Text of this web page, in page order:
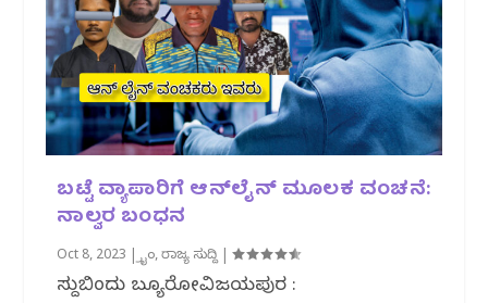
ಬಟ್ಟೆ ವ್ಯಾಪಾರಿಗೆ ಆನ್‌ಲೈನ್‌ ಮೂಲಕ ವಂಚನೆ:
ನಾಲ್ವರ ಬಂಧನ
Oct 8, 2023 |ಕ್ರೈಂ,ರಾಜ್ಯ ಸುದ್ದಿ |
ಸುದ್ದಿಬಿಂದು ಬ್ಯೂರೋವಿಜಯಪುರ :